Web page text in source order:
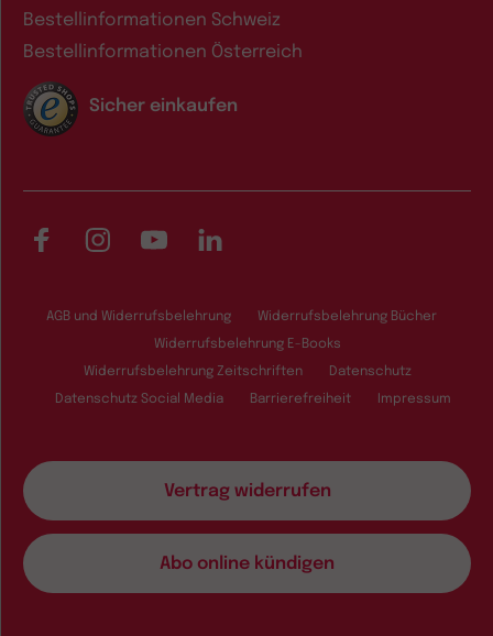
Bestellinformationen Schweiz
Bestellinformationen Österreich
Sicher einkaufen
FacebookInstagramYouTubeLinkedIn
AGB und Widerrufsbelehrung Widerrufsbelehrung Bücher
Widerrufsbelehrung E-Books
Widerrufsbelehrung Zeitschriften Datenschutz
Datenschutz Social Media Barrierefreiheit Impressum
Vertrag widerrufen
Abo online kündigen